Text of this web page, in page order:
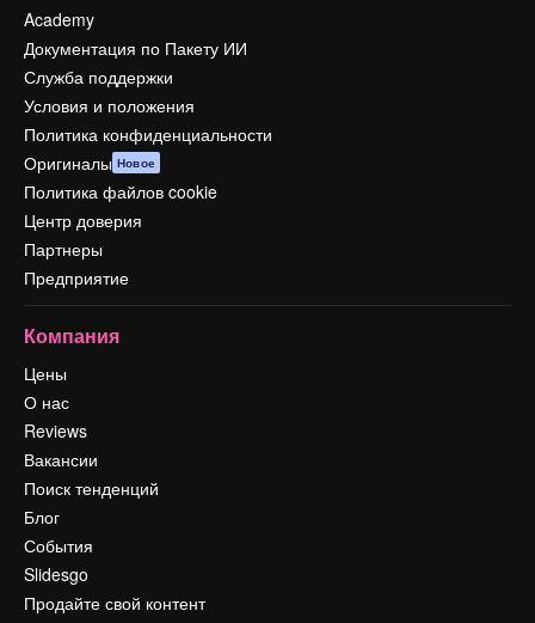
Academy
Документация по Пакету ИИ
Служба поддержки
Условия и положения
Политика конфиденциальности
Оригиналы Новое
Политика файлов cookie
Центр доверия
Партнеры
Предприятие
Компания
Цены
О нас
Reviews
Вакансии
Поиск тенденций
Блог
События
Slidesgo
Продайте свой контент